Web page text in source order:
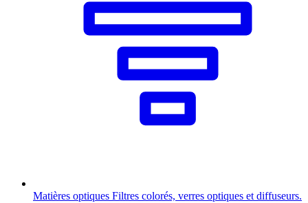
Matières optiques Filtres colorés, verres optiques et diffuseurs.